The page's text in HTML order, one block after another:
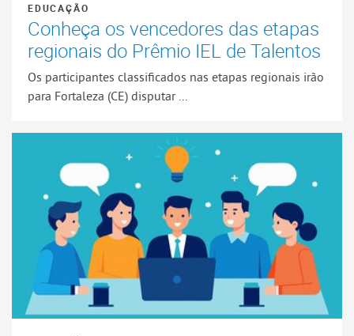
EDUCAÇÃO
Conheça os vencedores das etapas
regionais do Prêmio IEL de Talentos
Os participantes classificados nas etapas regionais irão
para Fortaleza (CE) disputar ...